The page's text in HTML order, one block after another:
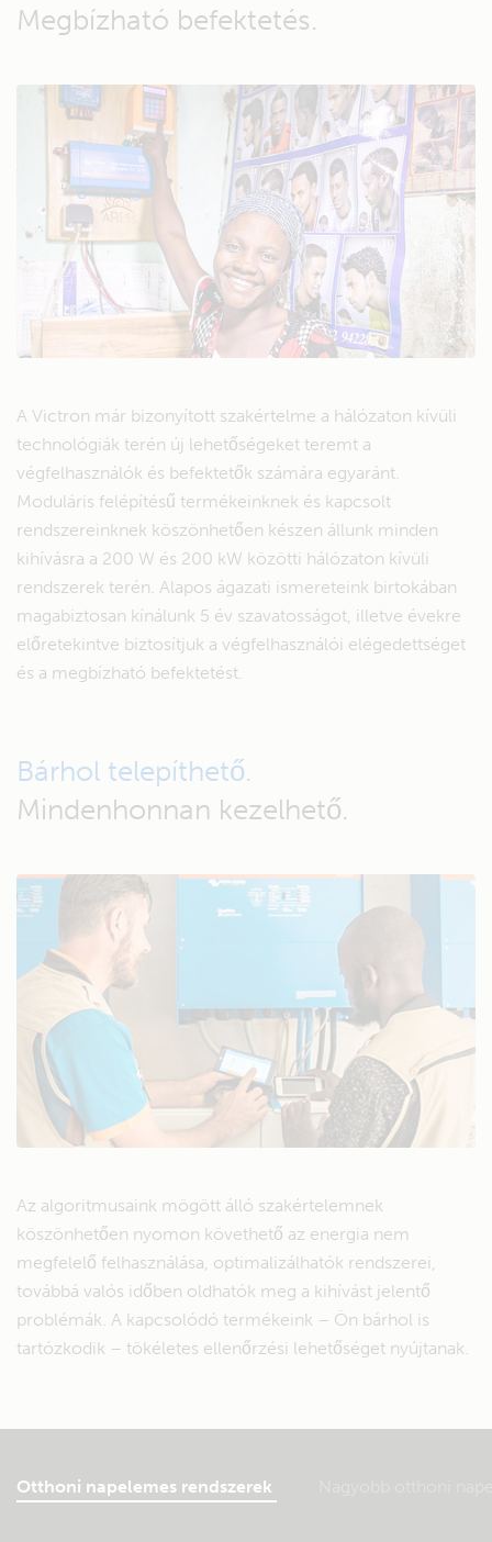
Megbízható befektetés.
A Victron már bizonyított szakértelme a hálózaton kívüli
technológiák terén új lehetőségeket teremt a
végfelhasználók és befektetők számára egyaránt.
Moduláris felépítésű termékeinknek és kapcsolt
rendszereinknek köszönhetően készen állunk minden
kihívásra a 200 W és 200 kW közötti hálózaton kívüli
rendszerek terén. Alapos ágazati ismereteink birtokában
magabiztosan kínálunk 5 év szavatosságot, illetve évekre
előretekintve biztosítjuk a végfelhasználói elégedettséget
és a megbízható befektetést.
Bárhol telepíthető.
Mindenhonnan kezelhető.
Az algoritmusaink mögött álló szakértelemnek
köszönhetően nyomon követhető az energia nem
megfelelő felhasználása, optimalizálhatók rendszerei,
továbbá valós időben oldhatók meg a kihívást jelentő
problémák. A kapcsolódó termékeink – Ön bárhol is
tartózkodik – tökéletes ellenőrzési lehetőséget nyújtanak.
Otthoni napelemes rendszerek